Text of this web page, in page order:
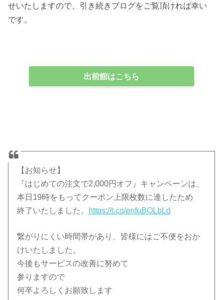
せいたしますので、引き続きブログをご覧頂ければ幸い
です。
出前館はこちら
【お知らせ】
『はじめての注文で2,000円オフ』キャンペーンは、
本日19時をもってクーポン上限枚数に達したため
終了いたしました。
https://t.co/enfuBOLbLd
繋がりにくい時間帯があり、皆様にはご不便をおか
けいたしました。
今後もサービスの改善に努めて
参りますので
何卒よろしくお願致します